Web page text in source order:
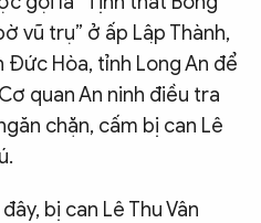
vũ trụ” ở ấp Lập Thành,
Đức Hòa, tỉnh Long An để
quan An ninh điều tra
chặn, cấm bị can Lê
bị can Lê Thu Vân